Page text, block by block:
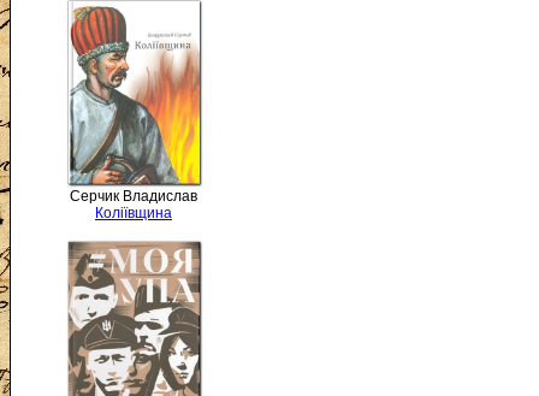
Серчик Владислав
Коліївщина